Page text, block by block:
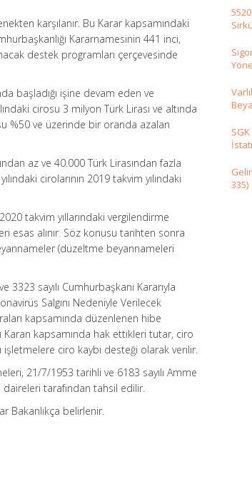
karşılanır. Bu Karar kapsamındaki
Kararnamesinin 441 inci,
destek programları çerçevesinde
başladığı işine devam eden ve
cirosu 3 milyon Türk Lirası ve altında
%50 ve üzerinde bir oranda azalan
az ve 40.000 Türk Lirasından fazla
cirolarının 2019 takvim yılındaki
takvim yıllarındaki vergilendirme
esas alınır. Söz konusu tarihten sonra
(düzeltme beyannameleri
sayılı Cumhurbaşkanı Kararıyla
Salgını Nedeniyle Verilecek
kapsamında düzenlenen hibe
Karan kapsamında hak ettikleri tutar, ciro
ciro kaybı desteği olarak verilir.
21/7/1953 tarihli ve 6183 sayılı Amme
daireleri tarafından tahsil edilir.
Bakanlıkça belirlenir.
335)